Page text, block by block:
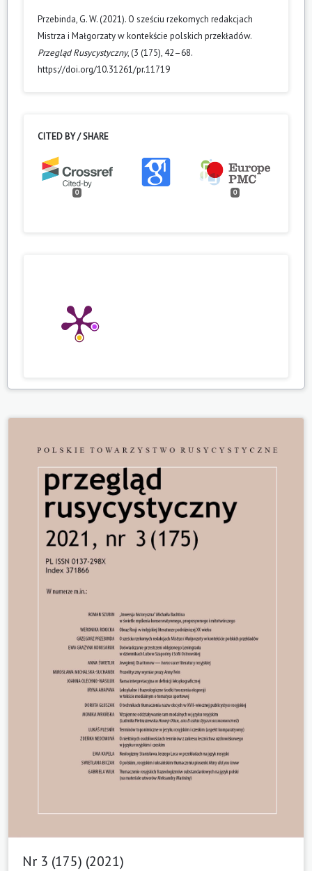
Przebinda, G. W. (2021). O sześciu rzekomych redakcjach
Mistrza i Małgorzaty w kontekście polskich przekładów.
Przegląd Rusycystyczny, (3 (175), 42–68.
https://doi.org/10.31261/pr.11719
CITED BY / SHARE
0 0
Nr 3 (175) (2021)